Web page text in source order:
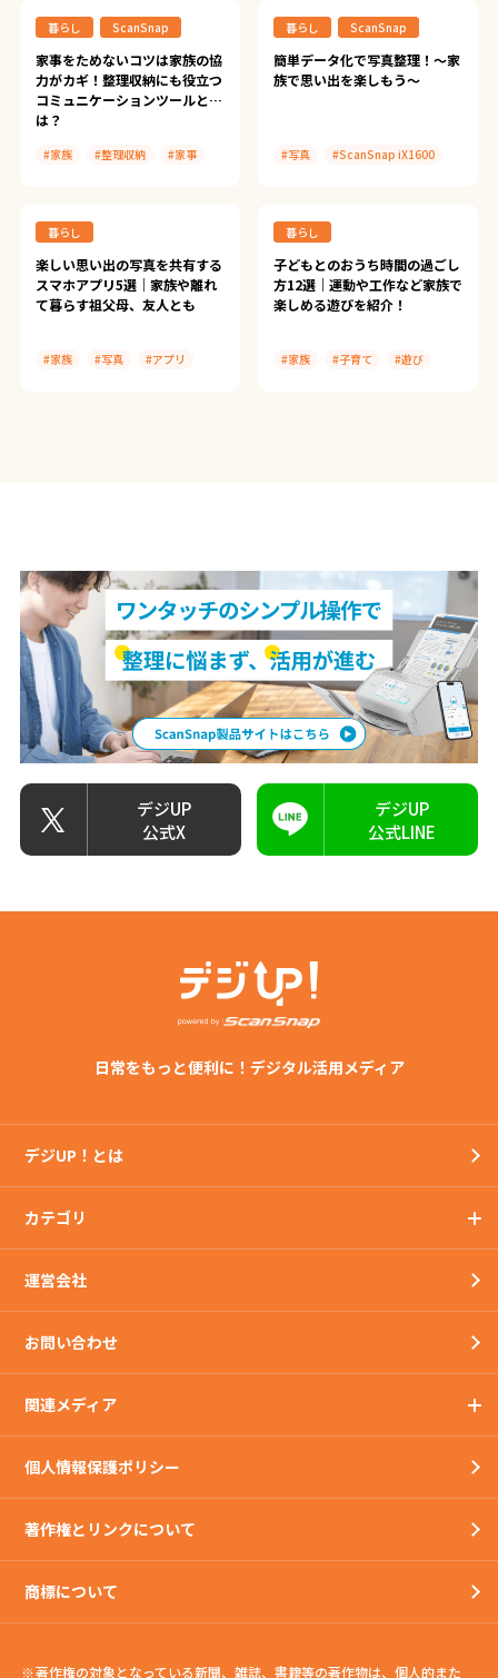
暮らし ScanSnap
家事をためないコツは家族の協
力がカギ！整理収納にも役立つ
コミュニケーションツールと
は？
#家族 #整理収納
#家事
暮らし ScanSnap
簡単データ化で写真整理！〜家
族で思い出を楽しもう〜
#写真
#ScanSnap iX1600
暮らし
楽しい思い出の写真を共有する
スマホアプリ5選｜家族や離れ
て暮らす祖父母、友人とも
#家族 #写真
#アプリ
暮らし
子どもとのおうち時間の過ごし
方12選｜運動や工作など家族で
楽しめる遊びを紹介！
#家族 #子育て #遊び
デジUP
公式X
デジUP
公式LINE
日常をもっと便利に！デジタル活用メディア
デジUP！とは
カテゴリ
運営会社
お問い合わせ
関連メディア
個人情報保護ポリシー
著作権とリンクについて
商標について
著作権の対象となっている新聞、雑誌、書籍等の著作物は、個人的また